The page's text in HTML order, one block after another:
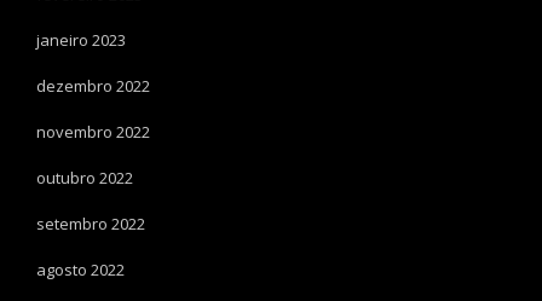
janeiro 2023
dezembro 2022
novembro 2022
outubro 2022
setembro 2022
agosto 2022